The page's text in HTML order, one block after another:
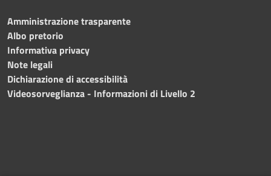
Amministrazione trasparente
Albo pretorio
Informativa privacy
Note legali
Dichiarazione di accessibilità
Videosorveglianza - Informazioni di Livello 2